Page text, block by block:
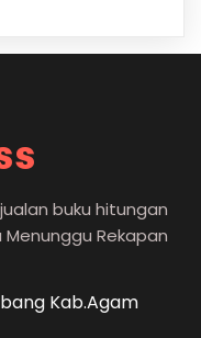
buku hitungan
Rekapan
Kab.Agam